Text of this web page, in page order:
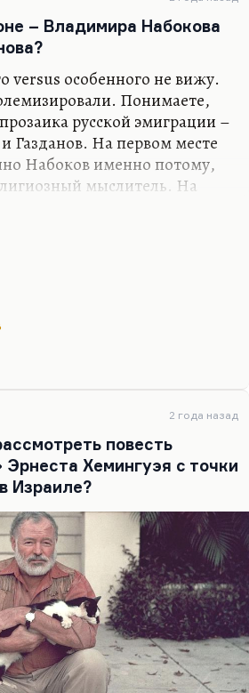
вот насчет Мандельштама –
– Владимира Набокова
versus особенного не вижу.
Понимаете,
русской эмиграции –
Газданов. На первом месте
Набоков именно потому,
мыслитель. На
проза, замечательная
женские образы. Это такая
непроявленная и
она, конечно, есть. На
который, безусловно,
очерки (например, об
холодный блеск, какой был у
прозе. Но
2 года назад
повесть
Хемингуэя с точки
Израиле?